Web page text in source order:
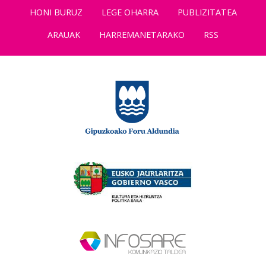
HONI BURUZ LEGE OHARRA
PUBLIZITATEA
ARAUAK
HARREMANETARAKO RSS